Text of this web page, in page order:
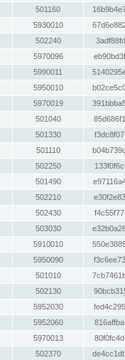
501160
5930010
502240
5970096
5990011
5950010
5970019
501040
501330
501110
502250
501490
502210
502430
503030
5910010
5950090
501010
502130
5952030
5952060
5970013
502370